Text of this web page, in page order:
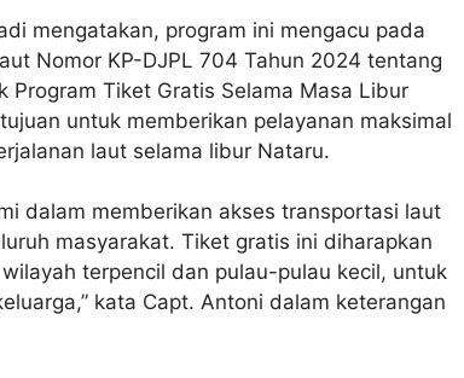
mengatakan, program ini mengacu pada
Nomor KP-DJPL 704 Tahun 2024 tentang
Program Tiket Gratis Selama Masa Libur
untuk memberikan pelayanan maksimal
laut selama libur Nataru.
dalam memberikan akses transportasi laut
masyarakat. Tiket gratis ini diharapkan
terpencil dan pulau-pulau kecil, untuk
kata Capt. Antoni dalam keterangan